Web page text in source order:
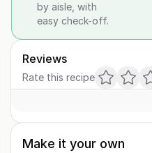
by aisle, with
easy check-off.
Reviews
Rate this recipe
Make it your own